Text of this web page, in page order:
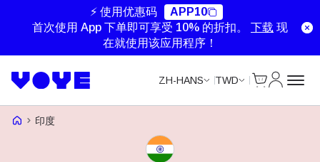
⚡ 使用优惠码
APP10
首次使用 App 下单即可享受 10% 的折扣。 下载 现
在就使用该应用程序！
ZH-HANS TWD
Voye Homepage
印度